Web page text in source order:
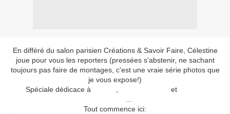
En différé du salon parisien Créations & Savoir Faire, Célestine
joue pour vous les reporters (pressées s'abstenir, ne sachant
toujours pas faire de montages, c'est une vraie série photos que
je vous expose!)
Spéciale dédicace à
et
Tout commence ici: